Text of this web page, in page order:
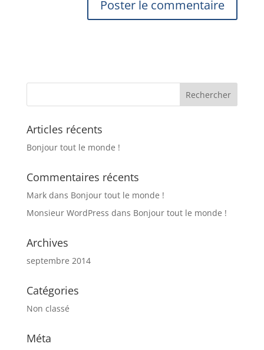
Articles récents
Bonjour tout le monde !
Commentaires récents
Markdans Bonjour tout le monde !
Monsieur WordPress dans Bonjour tout le monde !
Archives
septembre 2014
Catégories
Non classé
Méta